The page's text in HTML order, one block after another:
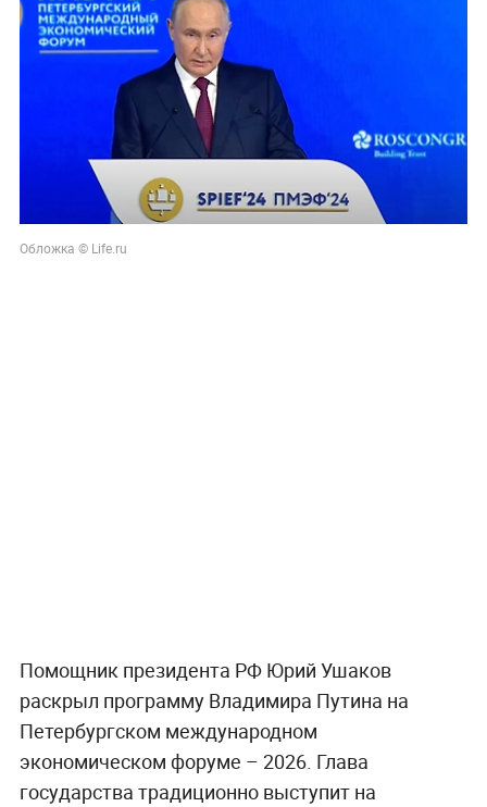
Обложка © Life.ru
Помощник президента РФ Юрий Ушаков
раскрыл программу Владимира Путина на
Петербургском международном
экономическом форуме – 2026. Глава
государства традиционно выступит на